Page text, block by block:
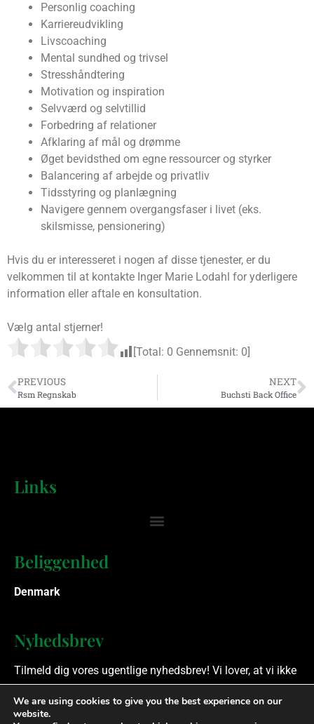
Personlig coaching
Karriereudvikling
Livscoaching
Mental sundhed og trivsel
Stresshåndtering
Motivation og inspiration
Selvværd og selvtillid
Forbedring af relationer
Afklaring af mål og drømme
Øget bevidsthed om egne ressourcer og styrker
Balancering af arbejde og privatliv
Tidsstyring og planlægning
Navigere gennem overgangsfaser i livet (eks.
skilsmisse, pensionering)
Hvis du er interesseret i nogen af disse tjenester, er du
velkommen til at kontakte Inger Marie Lodahl for yderligere
information eller aftale en konsultation.
Vælg antal stjerner!
[Total: 0 Gennemsnit: 0
PREVIOUS
Rsm Regnskab
NEXT
Buchsti Back Office
Links
Beliggenhed
Denmark
Nyhedsbrev
Tilmeld dig vores ugentlige nyhedsbrev! Vi lover, at vi ikke
spammer.
We are using cookies to give you the best experience on our
website.